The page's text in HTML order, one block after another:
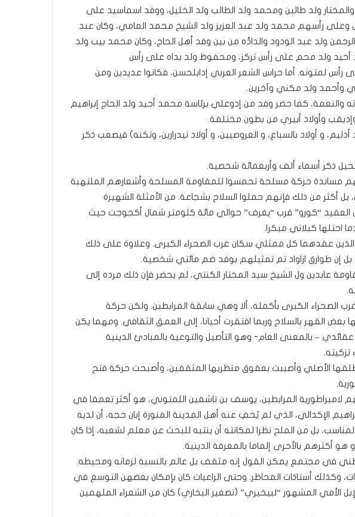
ولد طالبن ومحمد ولد الطالب ولد الخليل، ووفد اسماسيد على
وعلى رأسهم محمد ولد عبد العزيز ولد الشيخ محمد المامي، وكان عبد
ولد عبد الودود والدادَّه من بين وفد أهل الحاج، وكان محمد بيب ولد
ولد محم على رأس تركز، ومحفوظ ولد بداه على رأس
رأس لمتونه. أما حراس الشعر العربي إدابلحسن، فكانوا عديدين ومن
وأحمد ولد مكني وآخرين.
كما حضر وفد من إدوعلي برئاسة محمد أحيد ولد الحاج إبراهيم
وأولاد أبيري من بطون مختلفة.
أدليم، و أولاد بالسباع، و العروصيين، و أولاد تيدرارين، وتكنه) فيصعب ذكر
ذكر أسماء ألف وأربعمائة شخصية.
مساندة حركة مسلحة تحمسوا للمقاومة المسلحة وأشعارهم الملتهبة
أكثر من ذلك فإنهم حملوا السلاح بشجاعة. من الأمثلة الشهيرة
العقيد “كورو” قرب “يغرف” حوالي مائة كلومتر شمال أكجوجت حيث
احتلها كبلاني مبكرا.
الذين عقدهما كل ممثلي سكان غرب الصحراء الكبرى. وعلاوة على ذلك
بل إن طوارق ازاواد تم تمثيلهم بوفد ضم مائتي شخصية.
عابدين ول الشيخ سيد المختار الكنتي، لم يحضر فإن ذلك مرده إلى
الصحراء الكبرى بأكمله، ألا وهي سابقة المرابطين. ولكن حركة
بعض القهر بالسلاح وربما افتقرت أحيانا، إلى العمق الثقافي. ومهما يكن
– بالمعنى العام- وهو التأصيل والتوعية بالمبادئ الدينية
تزكيته.
الأصلي وأصيبت بعقوق منظريها المثقفين، وأصبحت حركة فتح
لامبراطورية المرابطين، يوسف بن تاشفين اللمتوني، هو أكثر تعمقا في
الإكدالي، الذي لم يُخفِ عنه أهل المدينة المنورة إبان حجه، أن لديه
بل من الملح نظرا لمكانته أن ينتبه للبحث عن معلم لشعبه، إذا كان
أكثرهم بالأحرى إلماما بالمعرفة الدينية.
في مجتمع يمكن القول إنه مثقف بل عالم بالنسبة لزمانه ومحيطه.
وكذلك أستاذات المحاظر. وحتى الراعيات كان بإمكان بعضهن التوسع في
الأمي المشهور “لبيخيري” (تصغير البخاري) كان من الشعراء الملهمين